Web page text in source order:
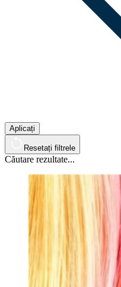
Aplicați
Resetați filtrele
Căutare rezultate...